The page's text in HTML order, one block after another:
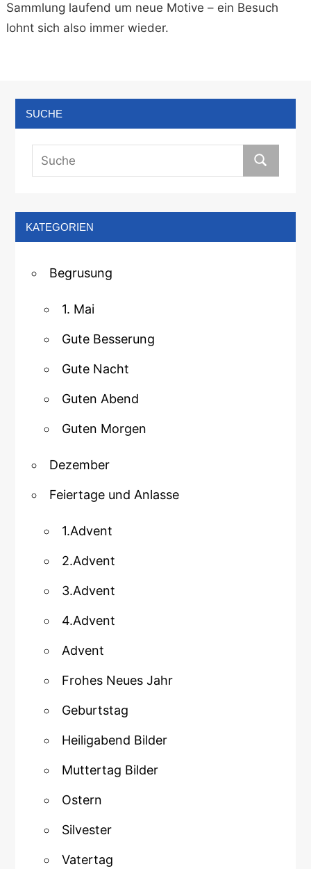
Sammlung laufend um neue Motive – ein Besuch
lohnt sich also immer wieder.
SUCHE
KATEGORIEN
Begrusung
1. Mai
Gute Besserung
Gute Nacht
Guten Abend
Guten Morgen
Dezember
Feiertage und Anlasse
1.Advent
2.Advent
3.Advent
4.Advent
Advent
Frohes Neues Jahr
Geburtstag
Heiligabend Bilder
Muttertag Bilder
Ostern
Silvester
Vatertag